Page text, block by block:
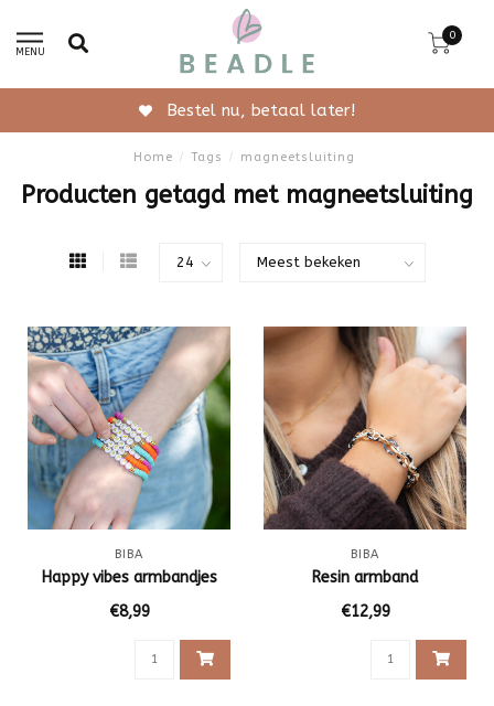
MENU
0
Bestel nu, betaal later!
Home / Tags / magneetsluiting
Producten getagd met magneetsluiting
BIBA
Happy vibes armbandjes
€8,99
BIBA
Resin armband
€12,99